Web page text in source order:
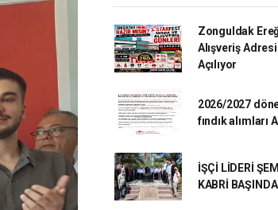
Zonguldak
Alışveriş
Açılıyor
2026/2027
fındık alımları
İŞÇİ LİDERİ
KABRİ